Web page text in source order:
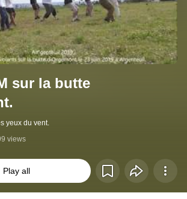
sur la butte
yeux du vent.
views
Play all